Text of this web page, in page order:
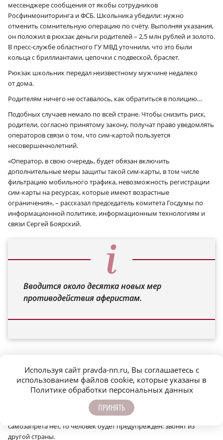
мессенджере сообщения от якобы сотрудников
Росфинмониторинга и ФСБ. Школьника убедили: нужно
отменить сомнительную операцию по счёту. Выполняя указания,
он положил в рюкзак деньги родителей – 2,5 млн рублей и золото.
В пресс-службе областного ГУ МВД уточнили, что это были
кольца с бриллиантами, цепочки с подвеской, браслет.
Рюкзак школьник передал неизвестному мужчине недалеко
от дома.
Родителям ничего не оставалось, как обратиться в полицию…
Подобных случаев немало по всей стране. Чтобы снизить риск,
родители, согласно принятому закону, получат право уведомлять
операторов связи о том, что сим-картой пользуется
несовершеннолетний.
«Оператор, в свою очередь, будет обязан включить
дополнительные меры защиты такой сим-карты, в том числе
фильтрацию мобильного трафика, невозможность регистрации
сим-карты на ресурсах, которые имеют возрастные
ограничения», – рассказал председатель комитета Госдумы по
информационной политике, информационным технологиям и
связи Сергей Боярский.
Вводится около десятка новых мер
противодействия аферистам.
«Красная кнопка» в помощь
Ещё одно важное новшество в борьбе с мошенниками – по
аналогии с самозапретом на оформление кредитов можно будет
установить самозапрет на получение международных звонков.
Также предусматривается введение их маркировки – если
самозапрета нет, то человек будет предупреждён: звонят из
другой страны.
Используя сайт pravda-nn.ru, Вы соглашаетесь с
использованием файлов cookie, которые указаны в
Политике обработки персональных данных
ПРИНЯТЬ